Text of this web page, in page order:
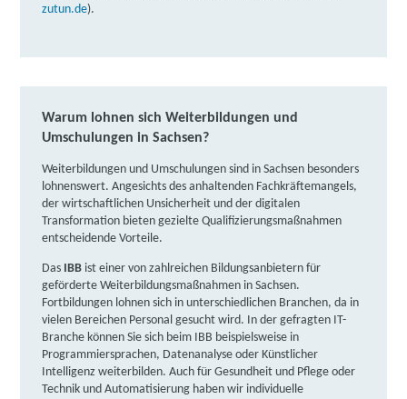
Fortbildungsakademie der Wirtschaft (faw)
6, 02826 Görlitz
Donner + Partner GmbH Sachsen | Jakobstraße 15,
02826 Görlitz Partner
weitere Informationen
Fortbildungsakademie der Wirtschaft (faw)
gemeinnützige Gesellschaft mbH | Südstraße 80,
04668 Grimma Partner
weitere Informationen
bam GmbH | Mozartallee 18, 01558 Großenhain
Partner
zutun.de).
Warum lohnen sich Weiterbildungen und
Umschulungen in Sachsen?
Weiterbildungen und Umschulungen sind in Sachsen besonders
lohnenswert. Angesichts des anhaltenden Fachkräftemangels,
der wirtschaftlichen Unsicherheit und der digitalen
Transformation bieten gezielte Qualifizierungsmaßnahmen
entscheidende Vorteile. ​
Das IBB ist einer von zahlreichen Bildungsanbietern für
geförderte Weiterbildungsmaßnahmen in Sachsen.
Fortbildungen lohnen sich in unterschiedlichen Branchen, da in
vielen Bereichen Personal gesucht wird. In der gefragten IT-
Branche können Sie sich beim IBB beispielsweise in
Programmiersprachen, Datenanalyse oder Künstlicher
Intelligenz weiterbilden. Auch für Gesundheit und Pflege oder
Technik und Automatisierung haben wir individuelle